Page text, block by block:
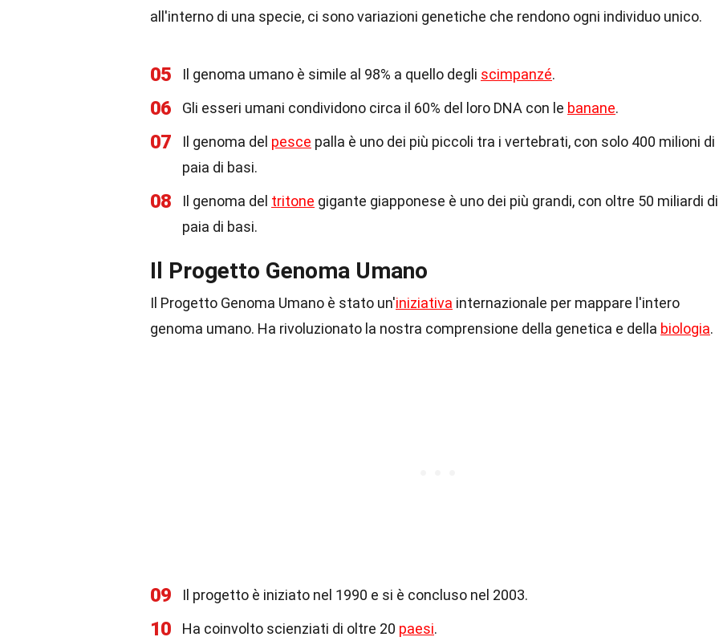
all'interno di una specie, ci sono variazioni genetiche che rendono ogni individuo unico.
05 Il genoma umano è simile al 98% a quello degli scimpanzé.
06 Gli esseri umani condividono circa il 60% del loro DNA con le banane.
07 Il genoma del pesce palla è uno dei più piccoli tra i vertebrati, con solo 400 milioni di
paia di basi.
08 Il genoma del tritone gigante giapponese è uno dei più grandi, con oltre 50 miliardi di
paia di basi.
Il Progetto Genoma Umano
Il Progetto Genoma Umano è stato un'iniziativa internazionale per mappare l'intero
genoma umano. Ha rivoluzionato la nostra comprensione della genetica e della biologia.
09 Il progetto è iniziato nel 1990 e si è concluso nel 2003.
10 Ha coinvolto scienziati di oltre 20 paesi.